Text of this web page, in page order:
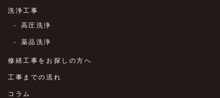
洗浄工事
高圧洗浄
薬品洗浄
修繕工事をお探しの方へ
工事までの流れ
コラム